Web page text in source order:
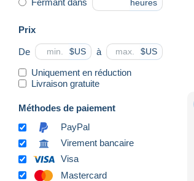
Fermant dans heures
Prix
De $US à $US
Uniquement en réduction
Livraison gratuite
Méthodes de paiement
PayPal
Virement bancaire
Visa
Mastercard